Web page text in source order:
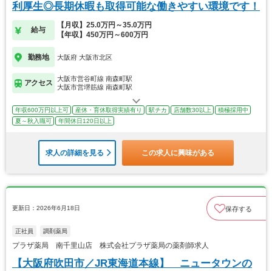
利厚生◎長期休暇も取得可能な働きやすい環境です！
給与
【月収】25.0万円～35.0万円
【年収】450万円～600万円
勤務地 大阪府 大阪市北区
アクセス
大阪市営谷町線 南森町駅
大阪市営堺筋線 南森町駅
年収600万円以上可 産休・育休取得実績有り 駅チカ 店舗数30以上
積極採用中
夏～秋入職可
年間休日120日以上
求人の詳細を見る この求人に興味がある
更新日：2026年6月18日 保存する
正社員 調剤薬局
プラザ薬局 南千里山店 株式会社プラザ薬局の薬剤師求人
【大阪府吹田市／JR東海道本線】 ニュータウンの